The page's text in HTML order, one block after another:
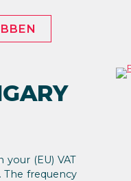
(EU) VAT
The frequency